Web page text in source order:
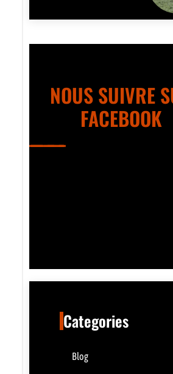
NOUS SUIVRE
FACEBOOK
Categories
Blog